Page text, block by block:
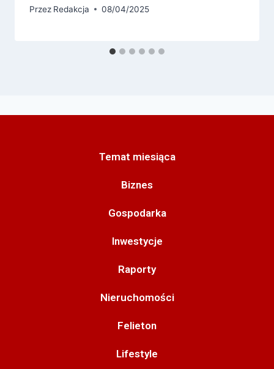
Przez Redakcja 08/04/2025
Temat miesiąca
Biznes
Gospodarka
Inwestycje
Raporty
Nieruchomości
Felieton
Lifestyle